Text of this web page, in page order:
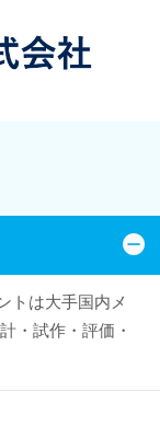
トは大手国内メ
・試作・評価・